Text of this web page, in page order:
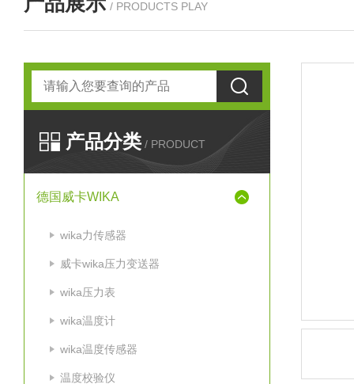
/ PRODUCTS PLAY
产品分类 / PRODUCT
德国威卡WIKA
wika力传感器
威卡wika压力变送器
wika压力表
wika温度计
wika温度传感器
温度校验仪